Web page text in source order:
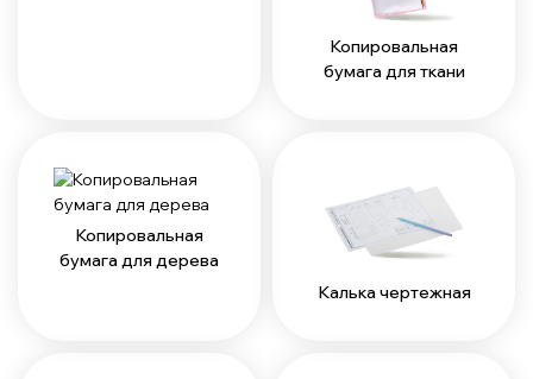
Копировальная
бумага для ткани
Копировальная
бумага для дерева
Калька чертежная